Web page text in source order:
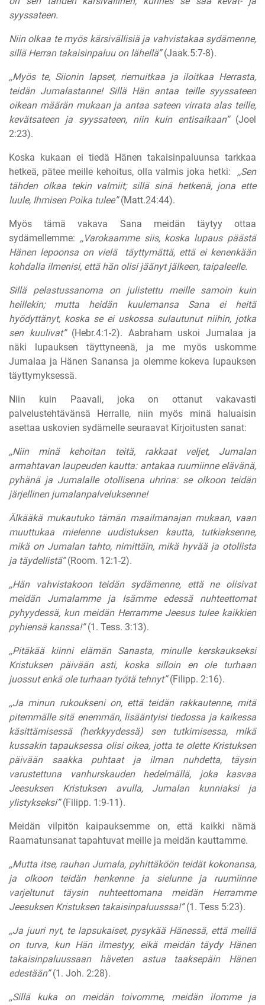
syyssateen.
Niin olkaa te myös kärsivällisiä ja vahvistakaa sydämenne,
sillä Herran takaisinpaluu on lähellä”(Jaak.5:7-8).
,,Myös te, Siionin lapset, riemuitkaa ja iloitkaa Herrasta,
teidän Jumalastanne! Sillä Hän antaa teille syyssateen
oikean määrän mukaan ja antaa sateen virrata alas teille,
kevätsateen ja syyssateen, niin kuin entisaikaan” (Joel
2:23).
Koska kukaan ei tiedä Hänen takaisinpaluunsa tarkkaa
hetkeä, pätee meille kehoitus, olla valmis joka hetki:
,,Sen
tähden olkaa tekin valmiit; sillä sinä hetkenä, jona ette
luule, Ihmisen Poika tulee”(Matt.24:44).
Myös tämä vakava Sana meidän täytyy ottaa
sydämellemme: ,,Varokaamme siis, koska lupaus päästä
Hänen lepoonsa on vielä
täyttymättä, että ei kenenkään
kohdalla ilmenisi, että hän olisi jäänyt jälkeen, taipaleelle.
Sillä pelastussanoma on julistettu meille samoin kuin
heillekin; mutta heidän kuulemansa Sana ei heitä
hyödyttänyt, koska se ei uskossa sulautunut niihin, jotka
sen kuulivat” (Hebr.4:1-2). Aabraham uskoi Jumalaa ja
näki lupauksen täyttyneenä, ja me myös uskomme
Jumalaa ja Hänen Sanansa ja olemme kokeva lupauksen
täyttymyksessä.
Niin kuin Paavali, joka on ottanut vakavasti
palvelustehtävänsä Herralle, niin myös minä haluaisin
asettaa uskovien sydämelle seuraavat Kirjoitusten sanat:
,,Niin minä kehoitan teitä, rakkaat veljet, Jumalan
armahtavan laupeuden kautta: antakaa ruumiinne elävänä,
pyhänä ja Jumalalle otollisena uhrina: se olkoon teidän
järjellinen jumalanpalveluksenne!
Älkääkä mukautuko tämän maailmanajan mukaan, vaan
muuttukaa mielenne uudistuksen kautta, tutkiaksenne,
mikä on Jumalan tahto, nimittäin, mikä hyvää ja otollista
ja täydellistä”(Room. 12:1-2).
,,Hän vahvistakoon teidän sydämenne, että ne olisivat
meidän Jumalamme ja Isämme edessä nuhteettomat
pyhyydessä, kun meidän Herramme Jeesus tulee kaikkien
pyhiensä kanssa!”(1. Tess. 3:13).
,,Pitäkää kiinni elämän Sanasta, minulle kerskaukseksi
Kristuksen päivään asti, koska silloin en ole turhaan
juossut enkä ole turhaan työtä tehnyt”(Filipp. 2:16).
,,Ja minun rukoukseni on, että teidän rakkautenne, mitä
pitemmälle sitä enemmän, lisääntyisi tiedossa ja kaikessa
käsittämisessä (herkkyydessä) sen tutkimisessa, mikä
kussakin tapauksessa olisi oikea, jotta te olette Kristuksen
päivään saakka puhtaat ja ilman nuhdetta, täysin
varustettuna vanhurskauden hedelmällä, joka kasvaa
Jeesuksen Kristuksen avulla, Jumalan kunniaksi ja
ylistykseksi”(Filipp. 1:9-11).
Meidän vilpitön kaipauksemme on, että kaikki nämä
Raamatunsanat tapahtuvat meille ja meidän kauttamme.
,,Mutta itse, rauhan Jumala, pyhittäköön teidät kokonansa,
ja olkoon teidän henkenne ja sielunne ja ruumiinne
varjeltunut täysin nuhteettomana meidän Herramme
Jeesuksen Kristuksen takaisinpaluusssa!”(1. Tess 5:23).
,,Ja juuri nyt, te lapsukaiset, pysykää Hänessä, että meillä
on turva, kun Hän ilmestyy, eikä meidän täydy Hänen
takaisinpaluussaan häveten astua taaksepäin Hänen
edestään”(1. Joh. 2:28).
,,Sillä kuka on meidän toivomme, meidän ilomme ja